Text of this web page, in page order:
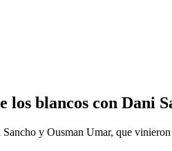
los blancos con Dani
y Ousman Umar, que vinieron